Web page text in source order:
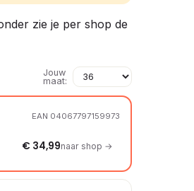
zie je per shop de
Jouw
maat:
EAN 04067797159973
€ 34,99naar shop →